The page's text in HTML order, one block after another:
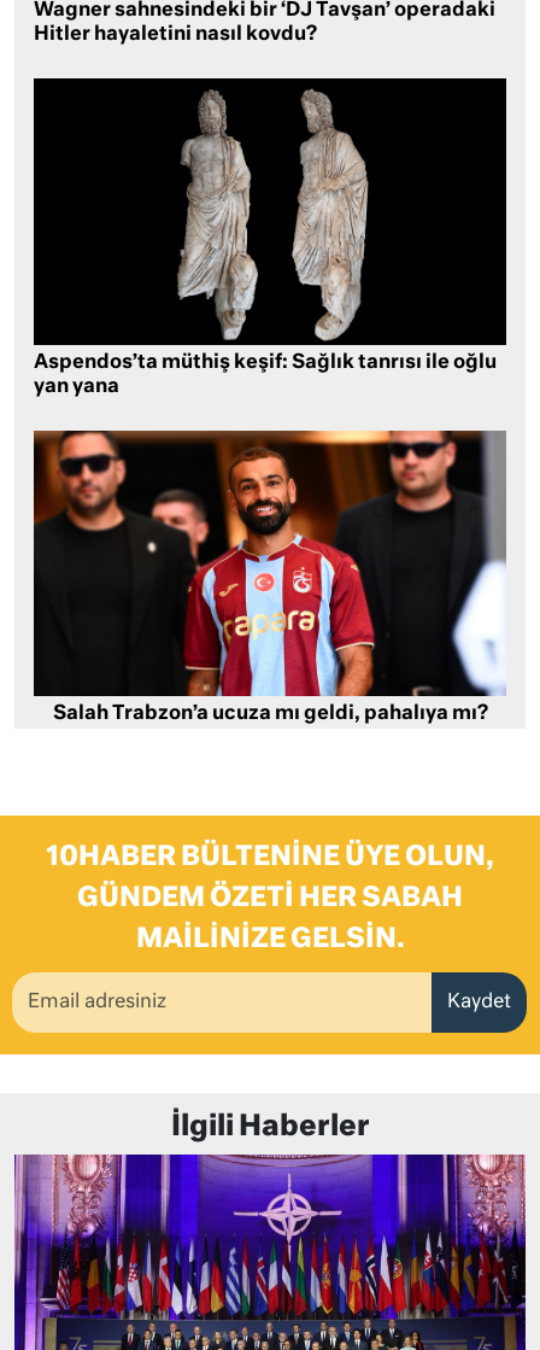
Wagner sahnesindeki bir ‘DJ Tavşan’ operadaki
Hitler hayaletini nasıl kovdu?
Aspendos’ta müthiş keşif: Sağlık tanrısı ile oğlu
yan yana
Salah Trabzon’a ucuza mı geldi, pahalıya mı?
10HABER BÜLTENINE ÜYE OLUN,
GÜNDEM ÖZETI HER SABAH
MAILINIZE GELSIN.
Kaydet
İlgili Haberler